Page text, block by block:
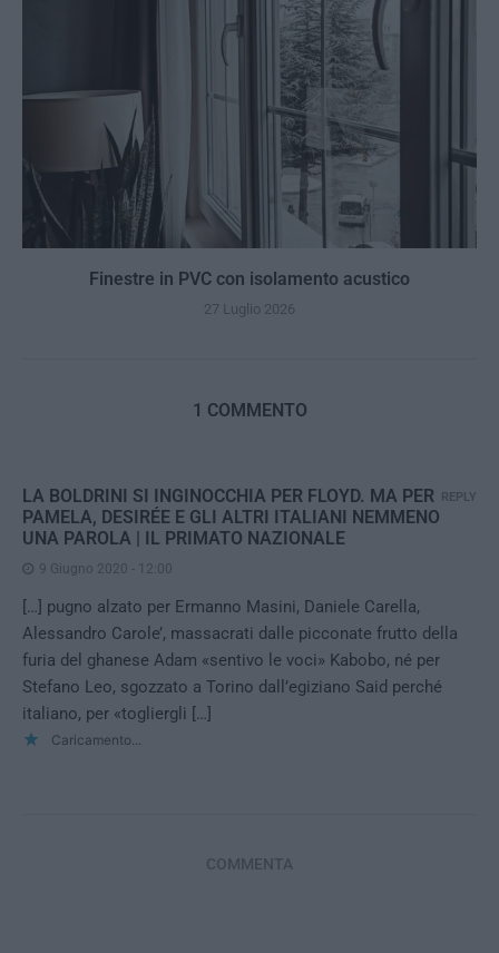
Finestre in PVC con isolamento acustico
27 Luglio 2026
1 COMMENTO
LA BOLDRINI SI INGINOCCHIA PER FLOYD. MA PER
PAMELA, DESIRÉE E GLI ALTRI ITALIANI NEMMENO
UNA PAROLA | IL PRIMATO NAZIONALE
9 Giugno 2020 - 12:00
[…] pugno alzato per Ermanno Masini, Daniele Carella,
Alessandro Carole’, massacrati dalle picconate frutto della
furia del ghanese Adam «sentivo le voci» Kabobo, né per
Stefano Leo, sgozzato a Torino dall’egiziano Said perché
italiano, per «togliergli […]
Caricamento...
REPLY
COMMENTA